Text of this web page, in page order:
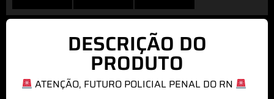
DESCRIÇÃO DO
PRODUTO
ATENÇÃO, FUTURO POLICIAL PENAL DO RN